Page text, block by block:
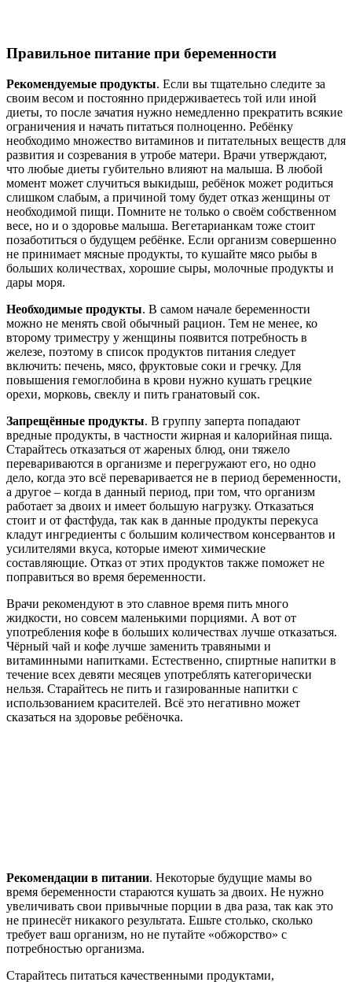
Правильное питание при беременности
Рекомендуемые продукты. Если вы тщательно следите за
своим весом и постоянно придерживаетесь той или иной
диеты, то после зачатия нужно немедленно прекратить всякие
ограничения и начать питаться полноценно. Ребёнку
необходимо множество витаминов и питательных веществ для
развития и созревания в утробе матери. Врачи утверждают,
что любые диеты губительно влияют на малыша. В любой
момент может случиться выкидыш, ребёнок может родиться
слишком слабым, а причиной тому будет отказ женщины от
необходимой пищи. Помните не только о своём собственном
весе, но и о здоровье малыша. Вегетарианкам тоже стоит
позаботиться о будущем ребёнке. Если организм совершенно
не принимает мясные продукты, то кушайте мясо рыбы в
больших количествах, хорошие сыры, молочные продукты и
дары моря.
Необходимые продукты. В самом начале беременности
можно не менять свой обычный рацион. Тем не менее, ко
второму триместру у женщины появится потребность в
железе, поэтому в список продуктов питания следует
включить: печень, мясо, фруктовые соки и гречку. Для
повышения гемоглобина в крови нужно кушать грецкие
орехи, морковь, свеклу и пить гранатовый сок.
Запрещённые продукты. В группу заперта попадают
вредные продукты, в частности жирная и калорийная пища.
Старайтесь отказаться от жареных блюд, они тяжело
перевариваются в организме и перегружают его, но одно
дело, когда это всё переваривается не в период беременности,
а другое – когда в данный период, при том, что организм
работает за двоих и имеет большую нагрузку. Отказаться
стоит и от фастфуда, так как в данные продукты перекуса
кладут ингредиенты с большим количеством консервантов и
усилителями вкуса, которые имеют химические
составляющие. Отказ от этих продуктов также поможет не
поправиться во время беременности.
Врачи рекомендуют в это славное время пить много
жидкости, но совсем маленькими порциями. А вот от
употребления кофе в больших количествах лучше отказаться.
Чёрный чай и кофе лучше заменить травяными и
витаминными напитками. Естественно, спиртные напитки в
течение всех девяти месяцев употреблять категорически
нельзя. Старайтесь не пить и газированные напитки с
использованием красителей. Всё это негативно может
сказаться на здоровье ребёночка.
Рекомендации в питании. Некоторые будущие мамы во
время беременности стараются кушать за двоих. Не нужно
увеличивать свои привычные порции в два раза, так как это
не принесёт никакого результата. Ешьте столько, сколько
требует ваш организм, но не путайте «обжорство» с
потребностью организма.
Старайтесь питаться качественными продуктами,